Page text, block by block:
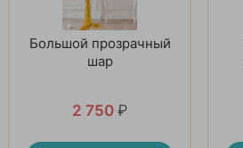
Большой прозрачный
шар
2 750 ₽